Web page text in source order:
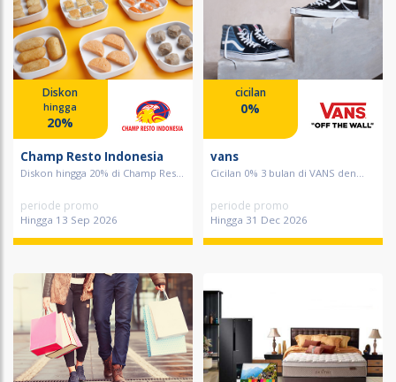
Diskon
hingga
20%
Champ Resto Indonesia
Diskon hingga 20% di Champ Res...
periode promo
Hingga 13 Sep 2026
cicilan
0%
vans
Cicilan 0% 3 bulan di VANS den...
periode promo
Hingga 31 Dec 2026